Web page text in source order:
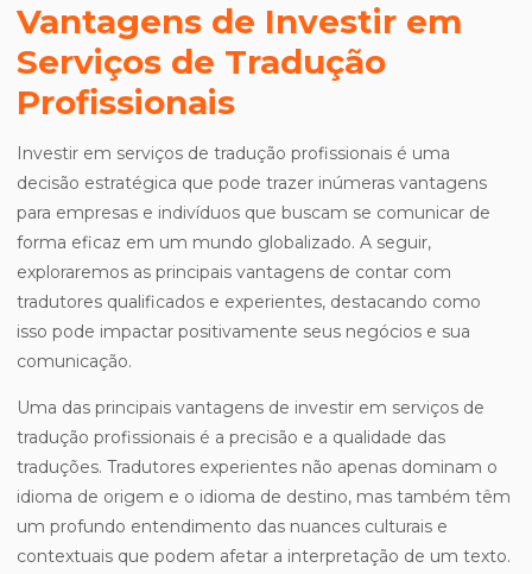
Vantagens de Investir em
Serviços de Tradução
Profissionais
Investir em serviços de tradução profissionais é uma
decisão estratégica que pode trazer inúmeras vantagens
para empresas e indivíduos que buscam se comunicar de
forma eficaz em um mundo globalizado. A seguir,
exploraremos as principais vantagens de contar com
tradutores qualificados e experientes, destacando como
isso pode impactar positivamente seus negócios e sua
comunicação.
Uma das principais vantagens de investir em serviços de
tradução profissionais é a precisão e a qualidade das
traduções. Tradutores experientes não apenas dominam o
idioma de origem e o idioma de destino, mas também têm
um profundo entendimento das nuances culturais e
contextuais que podem afetar a interpretação de um texto.